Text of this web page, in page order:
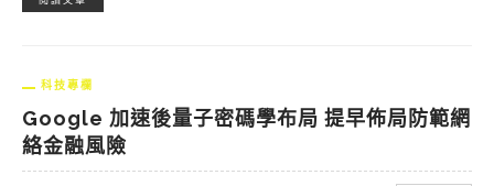
科技專欄
Google 加速後量子密碼學布局 提早佈局防範網
絡金融風險